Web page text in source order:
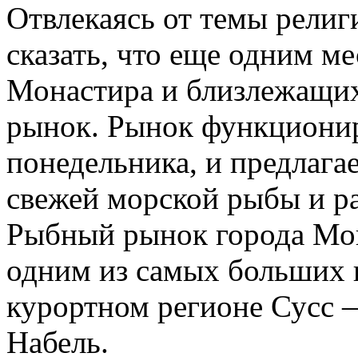
Отвлекаясь от темы
сказать, что еще одним
Монастира и
рынок. Рынок
понедельника, и
свежей морской рыбы и
Рыбный рынок города
одним из самых больших
курортном регионе
Набель.